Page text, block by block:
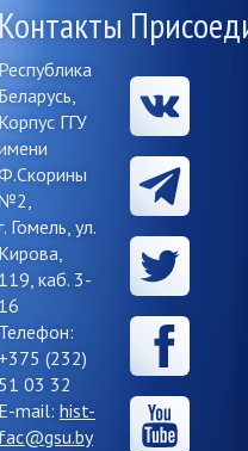
Республика
Беларусь,
Корпус ГГУ
№2,
Гомель, ул.
Кирова,
119, каб. 3-
16
Телефон:
+375 (232)
51 03 32
E-mail: hist-
fac@gsu.by